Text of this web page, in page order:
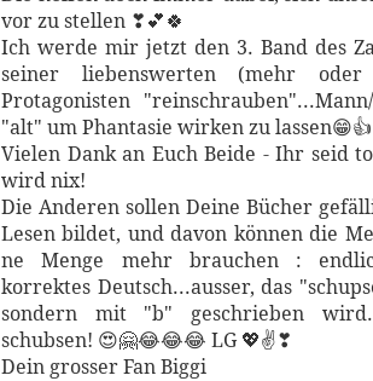
vor zu stellen ❣💕🍀
Ich werde mir jetzt den 3. Band des
seiner liebenswerten (mehr
Protagonisten
"alt" um Phantasie wirken zu
Vielen Dank an Euch Beide - Ihr seid
wird nix!
Die Anderen sollen Deine Bücher
Lesen bildet, und davon können die
ne Menge mehr brauchen :
korrektes Deutsch...ausser, das
sondern mit "b" geschrieben
schubsen! 😍🤗😂😂😂 LG 💖✌❣
Dein grosser Fan Biggi